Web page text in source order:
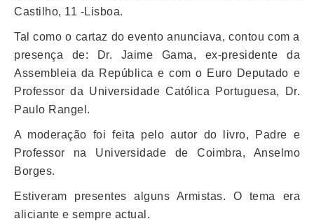
Castilho, 11 -Lisboa.
Tal como o cartaz do evento anunciava, contou com a
presença de: Dr. Jaime Gama, ex-presidente da
Assembleia da República e com o Euro Deputado e
Professor da Universidade Católica Portuguesa, Dr.
Paulo Rangel.
A moderação foi feita pelo autor do livro, Padre e
Professor na Universidade de Coimbra, Anselmo
Borges.
Estiveram presentes alguns Armistas. O tema era
aliciante e sempre actual.